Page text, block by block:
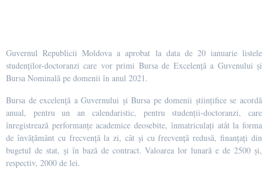
Guvernul Republicii Moldova a aprobat la data de 20 ianuarie listele
studenților-doctoranzi care vor primi Bursa de Excelență a Guvenului și
Bursa Nominală pe domenii în anul 2021.
Bursa de excelență a Guvernului și Bursa pe domenii științifice se acordă
anual, pentru un an calendaristic, pentru studenții-doctoranzi, care
înregistrează performanțe academice deosebite, înmatriculați atât la forma
de învățământ cu frecvență la zi, cât și cu frecvență redusă, finanțați din
bugetul de stat, și în bază de contract. Valoarea lor lunară e de 2500 și,
respectiv, 2000 de lei.